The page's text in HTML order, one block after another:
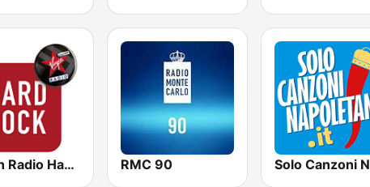
Virgin Radio Hard Rock RMC 90